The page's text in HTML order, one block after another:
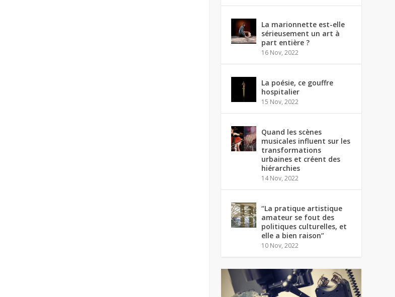
La marionnette est-elle
sérieusement un art à
part entière ?
16 Nov, 2022
La poésie, ce gouffre
hospitalier
15 Nov, 2022
Quand les scènes
musicales influent sur les
transformations
urbaines et créent des
hiérarchies
14 Nov, 2022
“La pratique artistique
amateur se fout des
politiques culturelles, et
elle a bien raison”
10 Nov, 2022